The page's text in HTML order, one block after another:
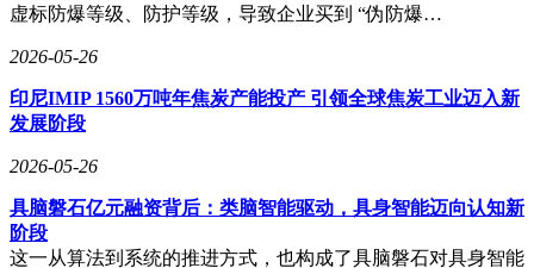
在商业化路径上，奇点光子选择只卖关键部件而不卖系统。他
们深知，在AI芯片热潮中，云厂商更倾向于自己集成系统以
商、GPU厂商、服务器和交换机厂家以及光模块厂家等四类
企业。他们希望通过提供高性能的光芯片，帮助客户提升通信
然而，光互连的未来并非一片坦途。尽管奇点光子在技术上取
得了显著进展，但光互连是否真的是解决算力瓶颈的唯一答案
仍存在争议。有观点认为，AI算力的瓶颈可能最终落在材料
虚标防爆等级、防护等级，导致企业买到 “伪防爆…
2026-05-26
印尼IMIP 1560万吨年焦炭产能投产 引领全球焦炭工业迈入新
发展阶段
2026-05-26
具脑磐石亿元融资背后：类脑智能驱动，具身智能迈向认知新
阶段
这一从算法到系统的推进方式，也构成了具脑磐石对具身智能